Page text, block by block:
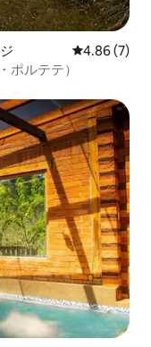
レビュー7
4.86 (7)
ポルテテ）